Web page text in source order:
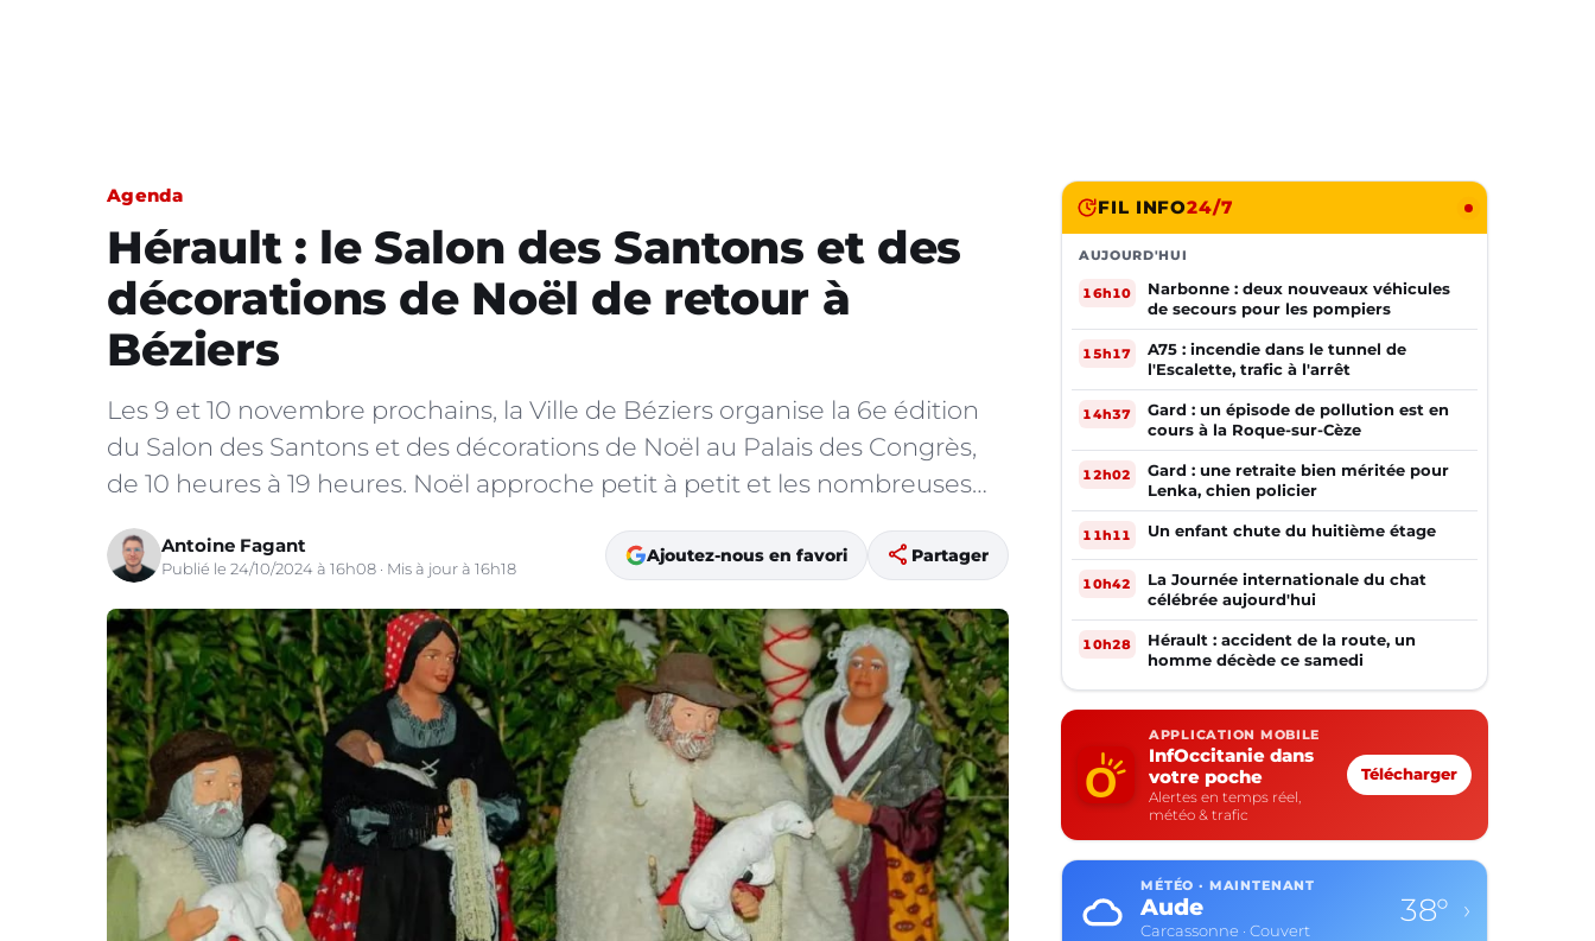
Agenda
Hérault : le Salon des Santons et des
décorations de Noël de retour à
Béziers
Les 9 et 10 novembre prochains, la Ville de Béziers organise la 6e édition
du Salon des Santons et des décorations de Noël au Palais des Congrès,
de 10 heures à 19 heures. Noël approche petit à petit et les nombreuses…
Antoine Fagant
Publié le 24/10/2024 à 16h08 · Mis à jour à 16h18
Ajoutez-nous en favori share Partager
FIL INFO24/7
AUJOURD'HUI
16h10
Narbonne : deux nouveaux véhicules
de secours pour les pompiers
15h17
A75 : incendie dans le tunnel de
l'Escalette, trafic à l'arrêt
14h37
Gard : un épisode de pollution est en
cours à la Roque-sur-Cèze
12h02
Gard : une retraite bien méritée pour
Lenka, chien policier
11h11 Un enfant chute du huitième étage
10h42
La Journée internationale du chat
célébrée aujourd'hui
10h28
Hérault : accident de la route, un
homme décède ce samedi
APPLICATION MOBILE
InfOccitanie dans
votre poche
Alertes en temps réel,
météo & trafic
Télécharger
MÉTÉO · MAINTENANT
Aude
Carcassonne · Couvert
38° ›